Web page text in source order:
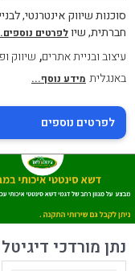
סוכנות שיווק אינטרנטי,
חברתית, שיולפרטים
עיצוב ובניית אתרים, שיווק
באנגלית מידע נוסף...
לפרטים נוספים
נתן מורדכי דיגיטל